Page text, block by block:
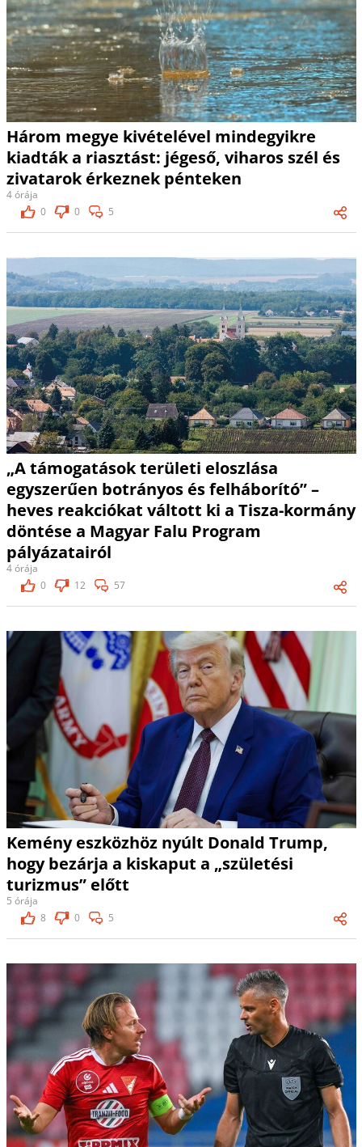
Három megye kivételével mindegyikre
kiadták a riasztást: jégeső, viharos szél és
zivatarok érkeznek pénteken
4 órája
0
0 5
„A támogatások területi eloszlása
egyszerűen botrányos és felháborító” –
heves reakciókat váltott ki a Tisza-kormány
döntése a Magyar Falu Program
pályázatairól
4 órája
0
12 57
Kemény eszközhöz nyúlt Donald Trump,
hogy bezárja a kiskaput a „születési
turizmus” előtt
5 órája
8
0 5